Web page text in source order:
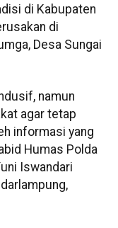
di Kabupaten
di
Desa Sungai
namun
agar tetap
informasi yang
Humas Polda
Iswandari